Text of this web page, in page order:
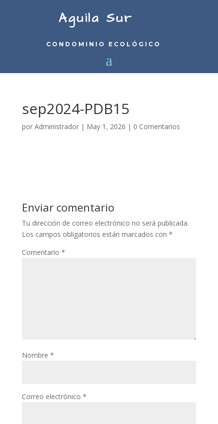
Aguila Sur
CONDOMINIO ECOLÓGICO
sep2024-PDB15
por Administrador| May 1, 2026 | 0 Comentarios
Enviar comentario
Tu dirección de correo electrónico no será publicada.
Los campos obligatorios están marcados con *
Comentario *
Nombre *
Correo electrónico *